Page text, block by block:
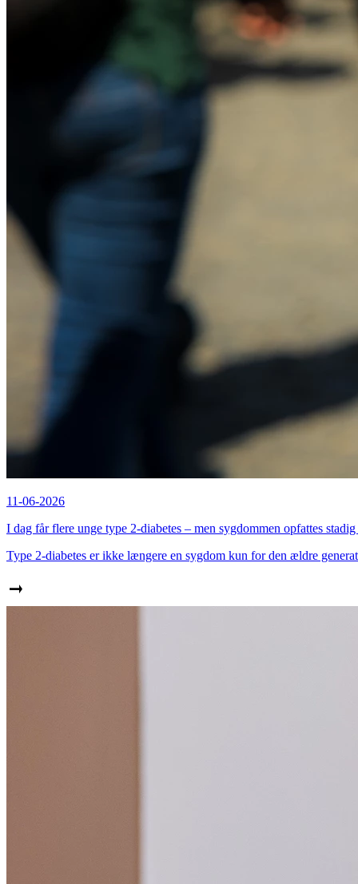
11-06-2026
I dag får flere unge type 2-diabetes – men sygdommen opfattes
Type 2-diabetes er ikke længere en sygdom kun for den ældre